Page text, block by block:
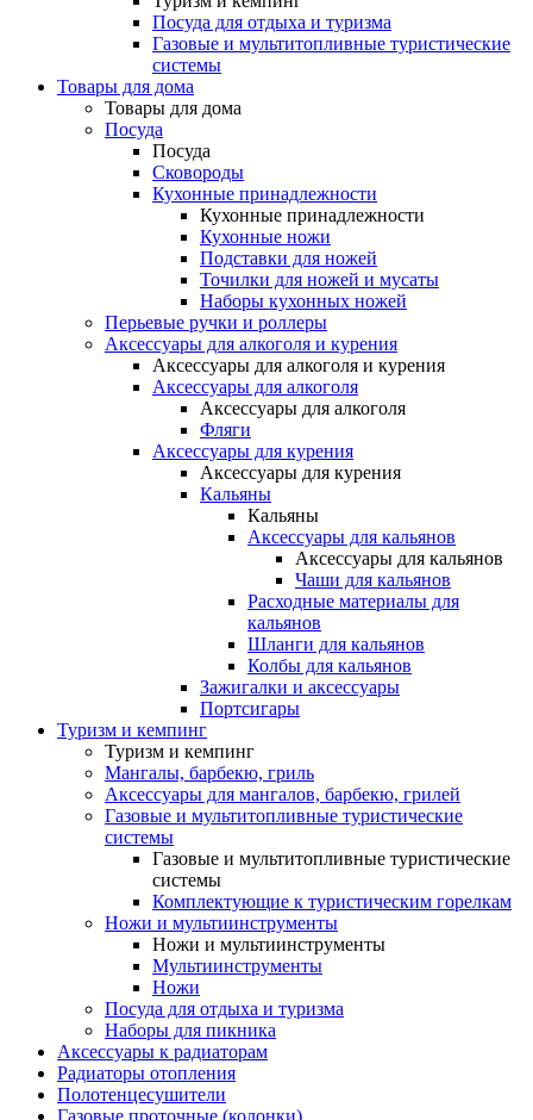
Посуда для отдыха и туризма
Газовые и мультитопливные туристические
системы
Товары для дома
Товары для дома
Посуда
Посуда
Сковороды
Кухонные принадлежности
Кухонные принадлежности
Кухонные ножи
Подставки для ножей
Точилки для ножей и мусаты
Наборы кухонных ножей
Перьевые ручки и роллеры
Аксессуары для алкоголя и курения
Аксессуары для алкоголя и курения
Аксессуары для алкоголя
Аксессуары для алкоголя
Фляги
Аксессуары для курения
Аксессуары для курения
Кальяны
Кальяны
Аксессуары для кальянов
Аксессуары для кальянов
Чаши для кальянов
Расходные материалы для
кальянов
Шланги для кальянов
Колбы для кальянов
Зажигалки и аксессуары
Портсигары
Туризм и кемпинг
Туризм и кемпинг
Мангалы, барбекю, гриль
Аксессуары для мангалов, барбекю, грилей
Газовые и мультитопливные туристические
системы
Газовые и мультитопливные туристические
системы
Комплектующие к туристическим горелкам
Ножи и мультиинструменты
Ножи и мультиинструменты
Мультиинструменты
Ножи
Посуда для отдыха и туризма
Наборы для пикника
Аксессуары к радиаторам
Радиаторы отопления
Полотенцесушители
Газовые проточные (колонки)